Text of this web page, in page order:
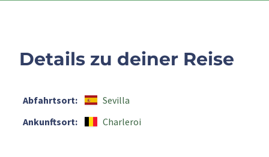
Details zu deiner Reise
Abfahrtsort:
Sevilla
Ankunftsort:
Charleroi